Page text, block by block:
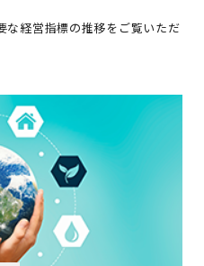
な経営指標の推移をご覧いただ